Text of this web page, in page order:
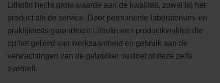
Lithofin hecht grote waarde aan de kwaliteit, zowel bij het
product als de service. Door permanente laboratorium- en
praktijktests garandeerd Lithofin een productkwaliteit die
op het gebied van werkzaamheid en gebruik aan de
verwachtingen van de gebruiker voldoet of deze zelfs
overtreft.